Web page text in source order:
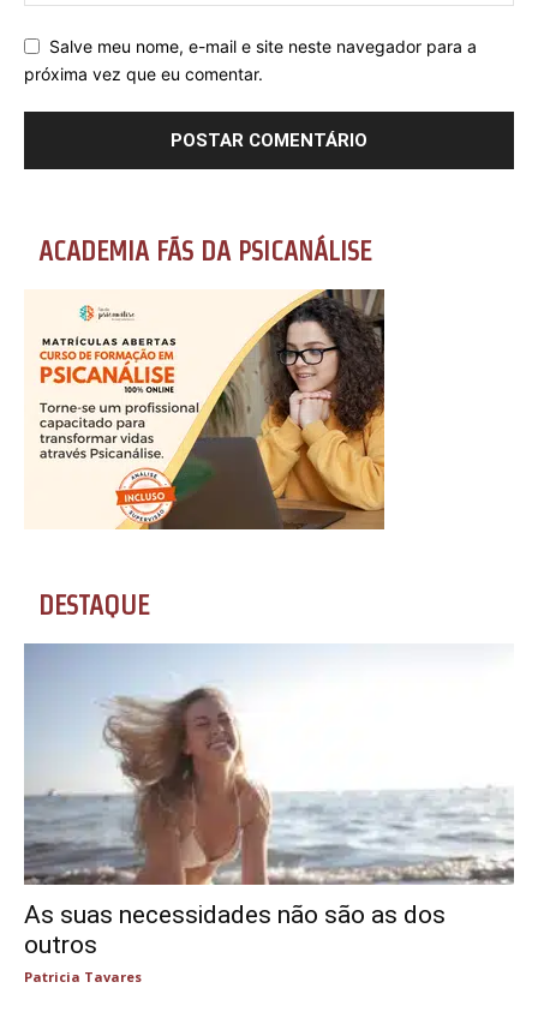
Salve meu nome, e-mail e site neste navegador para a
próxima vez que eu comentar.
ACADEMIA FÃS DA PSICANÁLISE
DESTAQUE
As suas necessidades não são as dos
outros
Patricia Tavares